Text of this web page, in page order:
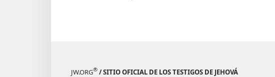
JW.ORG® / SITIO OFICIAL DE LOS TESTIGOS DE JEHOVÁ